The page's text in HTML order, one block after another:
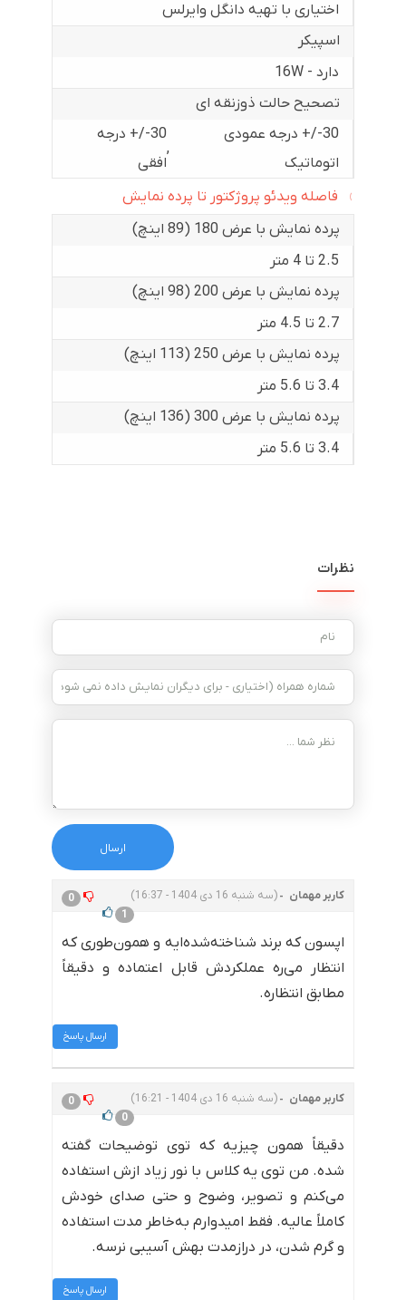
اختیاری با تهیه دانگل وایرلس
اسپیکر
دارد - 16W
تصحیح حالت ذوزنقه ای
30-/+ درجه عمودی
اتوماتیک
,
30-/+ درجه
افقی
فاصله ویدئو پروژکتور تا پرده نمایش
پرده نمایش با عرض 180 (89 اینچ)
2.5 تا 4 متر
پرده نمایش با عرض 200 (98 اینچ)
2.7 تا 4.5 متر
پرده نمایش با عرض 250 (113 اینچ)
3.4 تا 5.6 متر
پرده نمایش با عرض 300 (136 اینچ)
3.4 تا 5.6 متر
نظرات
کاربر مهمان (سه شنبه 16 دی 1404 - 16:37)
0
1
اپسون که برند شناخته‌شده‌ایه و همون‌طوری که
انتظار می‌ره عملکردش قابل اعتماده و دقیقاً
مطابق انتظاره.
ارسال پاسخ
کاربر مهمان (سه شنبه 16 دی 1404 - 16:21)
0
0
دقیقاً همون چیزیه که توی توضیحات گفته
شده. من توی یه کلاس با نور زیاد ازش استفاده
می‌کنم و تصویر، وضوح و حتی صدای خودش
کاملاً عالیه. فقط امیدوارم به‌خاطر مدت استفاده
و گرم شدن، در درازمدت بهش آسیبی نرسه.
ارسال پاسخ